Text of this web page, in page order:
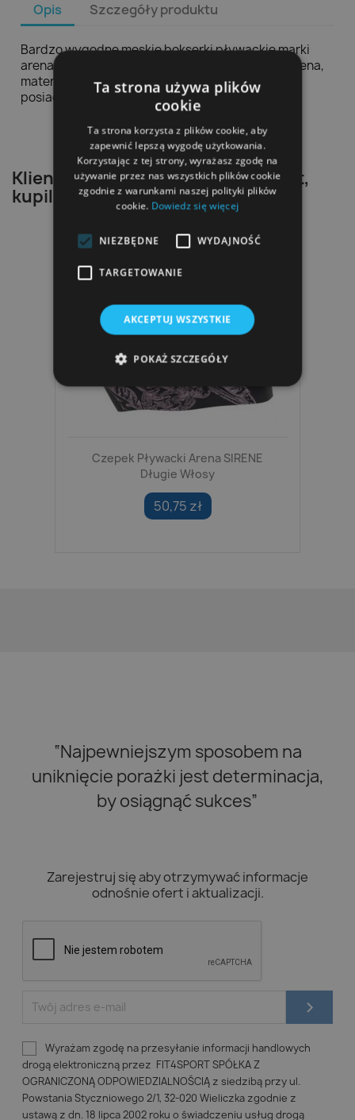
Opis Szczegóły produktu
Bardzo wygodne męskie bokserki pływackie marki
arena Szybkoschnące szorty pływackie marki arena,
materiał 100% Carvico, 100% chloroodporne,
posiadają filtr UV
Klienci, którzy zakupili ten produkt,
kupili również:
Czepek Pływacki Arena SIRENE
Długie Włosy
50,75 zł
“Najpewniejszym sposobem na
uniknięcie porażki jest determinacja,
by osiągnąć sukces”
Zarejestruj się aby otrzymywać informacje
odnośnie ofert i aktualizacji.
Wyrażam zgodę na przesyłanie informacji handlowych
drogą elektroniczną przez FIT4SPORT SPÓŁKA Z
OGRANICZONĄ ODPOWIEDZIALNOŚCIĄ z siedzibą przy ul.
Powstania Styczniowego 2/1, 32-020 Wieliczka zgodnie z
ustawą z dn. 18 lipca 2002 roku o świadczeniu usług drogą
Ta strona używa plików
cookie
Ta strona korzysta z plików cookie, aby
zapewnić lepszą wygodę użytkowania.
Korzystając z tej strony, wyrażasz zgodę na
używanie przez nas wszystkich plików cookie
zgodnie z warunkami naszej polityki plików
cookie. Dowiedz się więcej
NIEZBĘDNE WYDAJNOŚĆ
TARGETOWANIE
AKCEPTUJ WSZYSTKIE
POKAŻ SZCZEGÓŁY